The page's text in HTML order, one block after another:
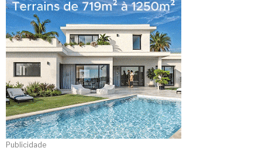
Publicidade